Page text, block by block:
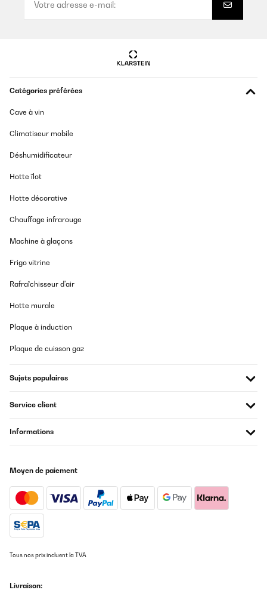
Catégories préférées
Cave à vin
Climatiseur mobile
Déshumidificateur
Hotte îlot
Hotte décorative
Chauffage infrarouge
Machine à glaçons
Frigo vitrine
Rafraîchisseur d'air
Hotte murale
Plaque à induction
Plaque de cuisson gaz
Sujets populaires
Service client
Informations
Moyen de paiement
Tous nos prix incluent la TVA
Livraison: